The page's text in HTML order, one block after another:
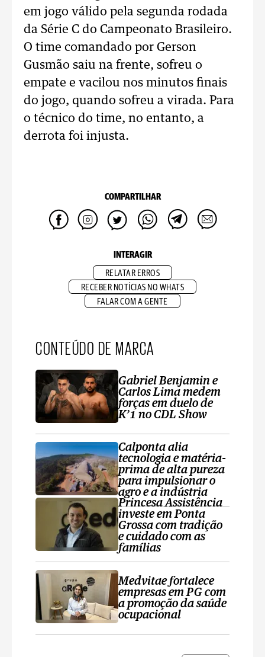
em jogo válido pela segunda rodada
da Série C do Campeonato Brasileiro.
O time comandado por Gerson
Gusmão saiu na frente, sofreu o
empate e vacilou nos minutos finais
do jogo, quando sofreu a virada. Para
o técnico do time, no entanto, a
derrota foi injusta.
COMPARTILHAR
INTERAGIR
RELATAR ERROS
RECEBER NOTÍCIAS NO WHATS
FALAR COM A GENTE
CONTEÚDO DE MARCA
Gabriel Benjamin e
Carlos Lima medem
forças em duelo de
K’1 no CDL Show
Calponta alia
tecnologia e matéria-
prima de alta pureza
para impulsionar o
agro e a indústria
Princesa Assistência
investe em Ponta
Grossa com tradição
e cuidado com as
famílias
Medvitae fortalece
empresas em PG com
a promoção da saúde
ocupacional